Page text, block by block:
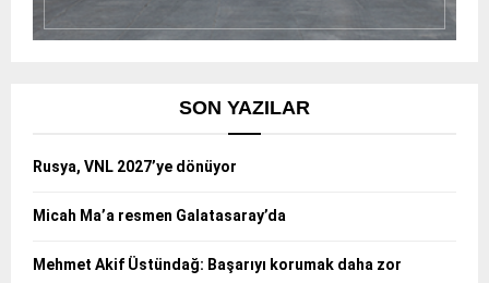
SON YAZILAR
Rusya, VNL 2027’ye dönüyor
Micah Ma’a resmen Galatasaray’da
Mehmet Akif Üstündağ: Başarıyı korumak daha zor